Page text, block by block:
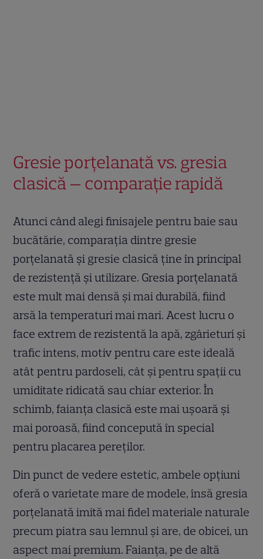
Gresie porțelanată vs. gresia
clasică — comparație rapidă
Atunci când alegi finisajele pentru baie sau
bucătărie, comparația dintre gresie
porțelanată și gresie clasică ține în principal
de rezistență și utilizare. Gresia porțelanată
este mult mai densă și mai durabilă, fiind
arsă la temperaturi mai mari. Acest lucru o
face extrem de rezistentă la apă, zgârieturi și
trafic intens, motiv pentru care este ideală
atât pentru pardoseli, cât și pentru spații cu
umiditate ridicată sau chiar exterior. În
schimb, faianța clasică este mai ușoară și
mai poroasă, fiind concepută în special
pentru placarea pereților.
Din punct de vedere estetic, ambele opțiuni
oferă o varietate mare de modele, însă gresia
porțelanată imită mai fidel materiale naturale
precum piatra sau lemnul și are, de obicei, un
aspect mai premium. Faianța, pe de altă